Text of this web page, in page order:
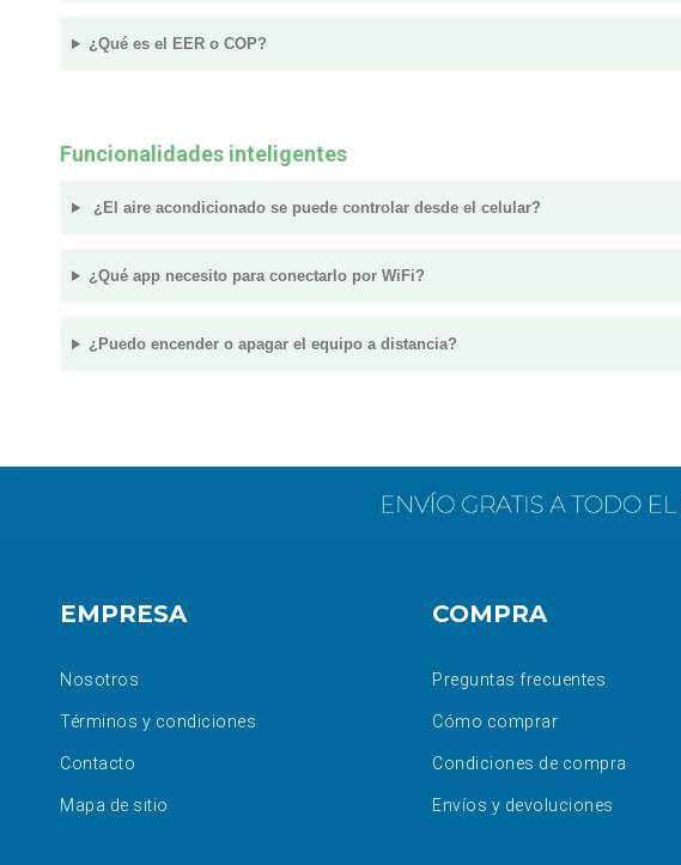
¿Qué es el EER o COP?
Funcionalidades inteligentes
¿El aire acondicionado se puede controlar desde el celular?
¿Qué app necesito para conectarlo por WiFi?
¿Puedo encender o apagar el equipo a distancia?
EMPRESA
Nosotros
Términos y condiciones
Contacto
Mapa de sitio
COMPRA
Preguntas frecuentes
Cómo comprar
Condiciones de compra
Envíos y devoluciones